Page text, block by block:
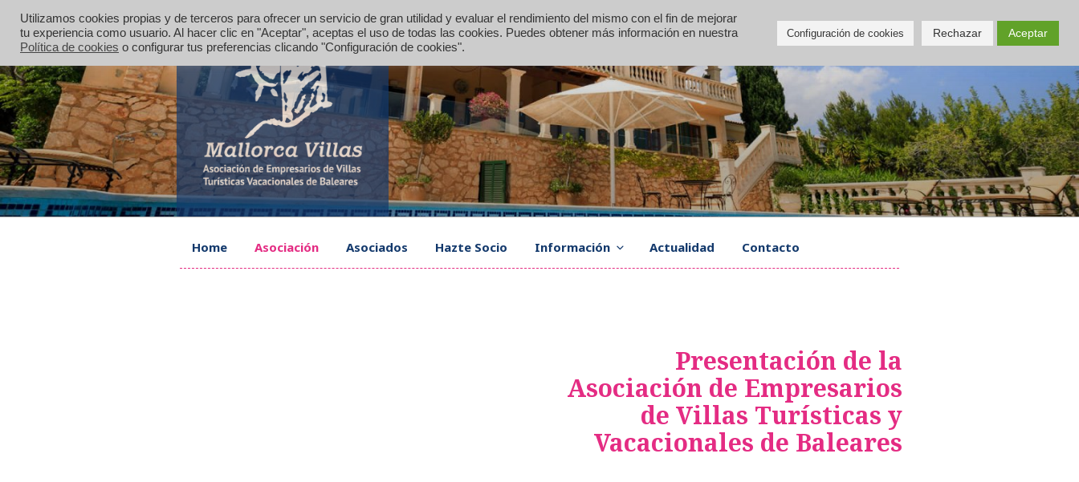
contenido
MALLORCA VILLAS
Alquiler de villas, chalets, casas rurales y apartamentos de vacaciones en Mallorca
Home Asociación Asociados Hazte Socio Información Actualidad Contacto
Presentación de la
Asociación de Empresarios
de Villas Turísticas y
Vacacionales de Baleares
Utilizamos cookies propias y de terceros para ofrecer un servicio de gran utilidad y evaluar el rendimiento del mismo con el fin de mejorar
tu experiencia como usuario. Al hacer clic en "Aceptar", aceptas el uso de todas las cookies. Puedes obtener más información en nuestra
Política de cookies o configurar tus preferencias clicando "Configuración de cookies".
Configuración de cookies Rechazar Aceptar